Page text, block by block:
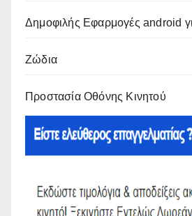
Δημοφιλής Εφαρμογές android
Ζώδια
Προστασία Οθόνης Κινητού